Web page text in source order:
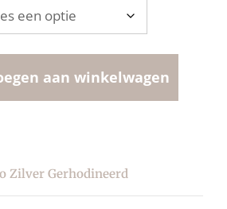
aan winkelwagen
Zilver Gerhodineerd